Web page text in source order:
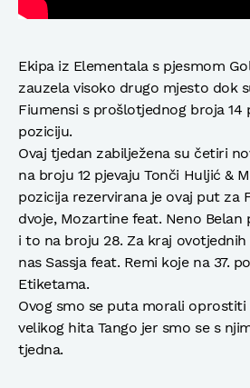
Ekipa iz Elementala s pjesmom
zauzela visoko drugo mjesto dok
Fiumensi s prošlotjednog broja 14
poziciju.
Ovaj tjedan zabilježena su četiri
na broju 12 pjevaju Tonči Huljić &
pozicija rezervirana je ovaj put za
dvoje, Mozartine feat. Neno Belan
i to na broju 28. Za kraj
nas Sassja feat. Remi koje na 37.
Etiketama.
Ovog smo se puta morali oprostiti
velikog hita Tango jer smo se s
tjedna.